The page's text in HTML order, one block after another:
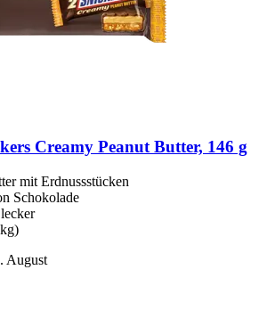
Creamy Peanut Butter, 146 g
mit Erdnussstücken
Schokolade
August